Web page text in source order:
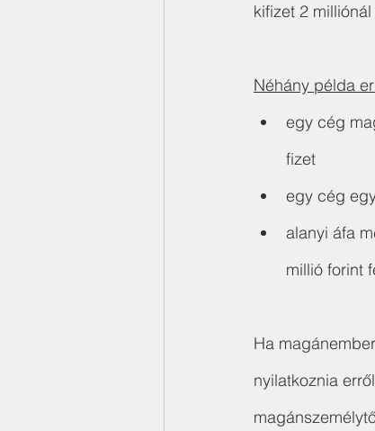
kifizet 2
Néhány példa
egy cég
fizet
egy cég
alanyi áfa
millió forint
Ha
nyilatkoznia